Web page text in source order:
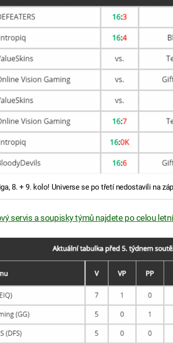
8. + 9. kolo! Universe se po třetí nedostavili na
servis a soupisky týmů najdete po celou